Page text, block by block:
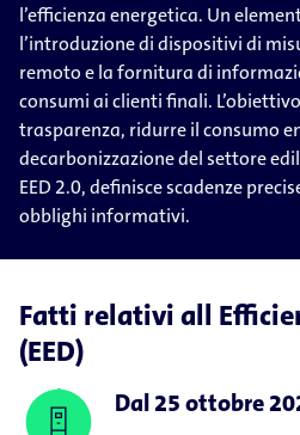
l’efficienza energetica. Un
l’introduzione di dispositivi di
remoto e la fornitura di
consumi ai clienti finali.
trasparenza, ridurre il consumo
decarbonizzazione del settore
EED 2.0, definisce scadenze
obblighi informativi.
Fatti relativi all
(EED)
Dal 25 ottobre